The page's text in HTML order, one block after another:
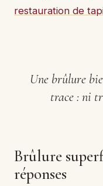
restauration de
Une brûlure
trace : ni
Brûlure
réponses